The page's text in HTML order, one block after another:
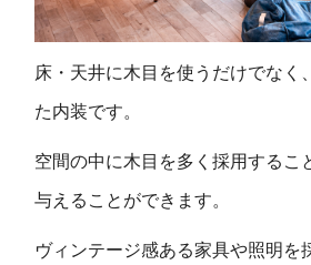
床・天井に木目を使うだけでなく
た内装です。
空間の中に木目を多く採用するこ
与えることができます。
ヴィンテージ感ある家具や照明を